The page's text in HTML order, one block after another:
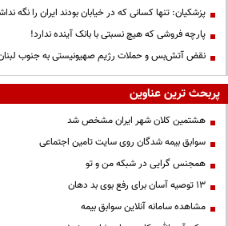
پزشکیان: تنها کسانی که در خیابان بودند ایران را نگه
پارچه فروشی که هیچ نسبتی با بانک آینده ندارد!
نقض آتش‌بس و حملات رژیم صهیونیستی به جنوب
پربحث ترین عناوین
هشتمین کلان شهر ایران مشخص شد
سوابق بیمه شدگان روی سایت تامین اجتماعی
همجنس گرایی در شبکه من و تو
13 توصیه آسان برای رفع بوی بد دهان
مشاهده سامانه آنلاين سوابق بیمه